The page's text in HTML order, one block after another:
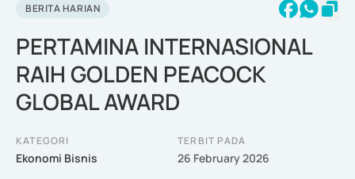
BERITA HARIAN
PERTAMINA INTERNASIONAL
RAIH GOLDEN PEACOCK
GLOBAL AWARD
KATEGORI
Ekonomi Bisnis
TERBIT PADA
26 February 2026